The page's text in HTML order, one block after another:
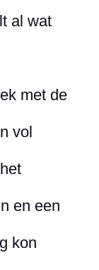
al wat
met de
vol
en een
kon